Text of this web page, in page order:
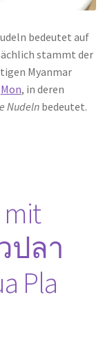
bedeutet auf
stammt der
Myanmar
Mon, in deren
Nudelnbedeutet.
mit
ปลา
Pla